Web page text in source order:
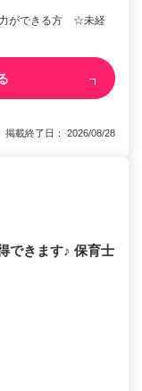
力ができる方 ☆未経
載終了日： 2026/08/28
できます♪ 保育士